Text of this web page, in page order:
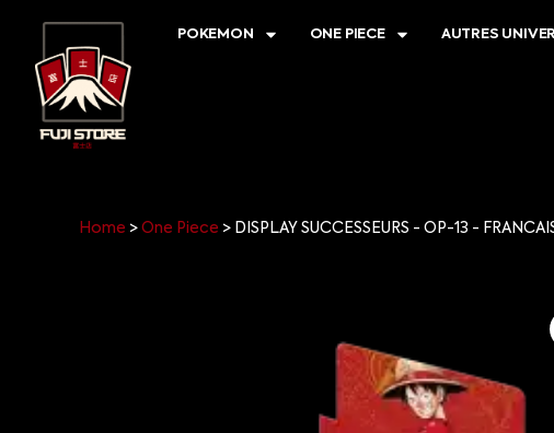
POKEMON ONE PIECE AUTRES
Home > One Piece > DISPLAY SUCCESSEURS - OP-13 -